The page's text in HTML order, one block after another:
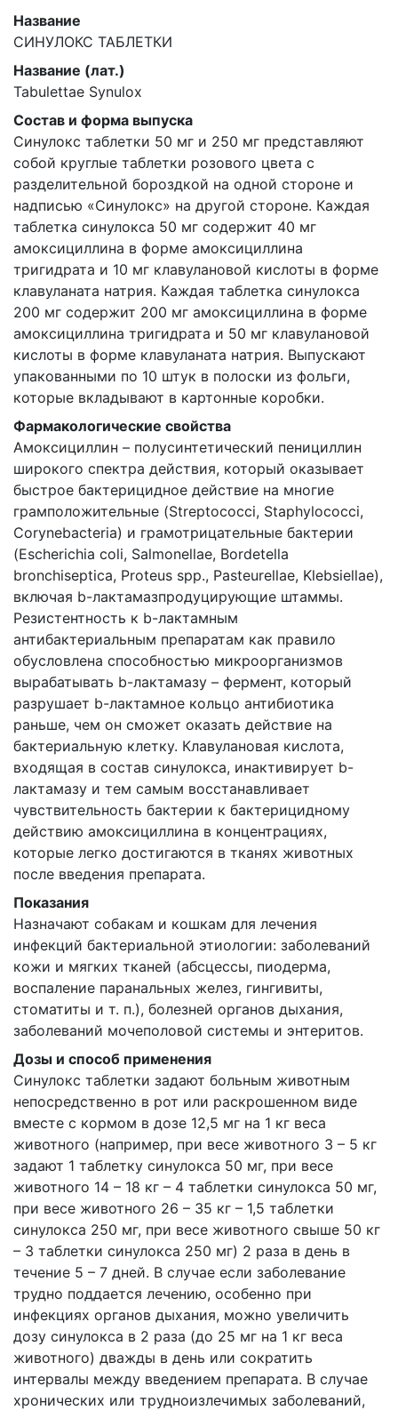
Название
СИНУЛОКС ТАБЛЕТКИ
Название (лат.)
Tabulettae Synulox
Состав и форма выпуска
Синулокс таблетки 50 мг и 250 мг представляют
собой круглые таблетки розового цвета с
разделительной бороздкой на одной стороне и
надписью «Синулокс» на другой стороне. Каждая
таблетка синулокса 50 мг содержит 40 мг
амоксициллина в форме амоксициллина
тригидрата и 10 мг клавулановой кислоты в форме
клавуланата натрия. Каждая таблетка синулокса
200 мг содержит 200 мг амоксициллина в форме
амоксициллина тригидрата и 50 мг клавулановой
кислоты в форме клавуланата натрия. Выпускают
упакованными по 10 штук в полоски из фольги,
которые вкладывают в картонные коробки.
Фармакологические свойства
Амоксициллин – полусинтетический пенициллин
широкого спектра действия, который оказывает
быстрое бактерицидное действие на многие
грамположительные (Streptococci, Staphylococci,
Corynebacteria) и грамотрицательные бактерии
(Esсherichia coli, Salmonellae, Bordetella
bronchiseptica, Proteus spp., Pasteurellae, Klebsiellae),
включая b-лактамазпродуцирующие штаммы.
Резистентность к b-лактамным
антибактериальным препаратам как правило
обусловлена способностью микроорганизмов
вырабатывать b-лактамазу – фермент, который
разрушает b-лактамное кольцо антибиотика
раньше, чем он сможет оказать действие на
бактериальную клетку. Клавулановая кислота,
входящая в состав синулокса, инактивирует b-
лактамазу и тем самым восстанавливает
чувствительность бактерии к бактерицидному
действию амоксициллина в концентрациях,
которые легко достигаются в тканях животных
после введения препарата.
Показания
Назначают собакам и кошкам для лечения
инфекций бактериальной этиологии: заболеваний
кожи и мягких тканей (абсцессы, пиодерма,
воспаление паранальных желез, гингивиты,
стоматиты и т. п.), болезней органов дыхания,
заболеваний мочеполовой системы и энтеритов.
Дозы и способ применения
Синулокс таблетки задают больным животным
непосредственно в рот или раскрошенном виде
вместе с кормом в дозе 12,5 мг на 1 кг веса
животного (например, при весе животного 3 – 5 кг
задают 1 таблетку синулокса 50 мг, при весе
животного 14 – 18 кг – 4 таблетки синулокса 50 мг,
при весе животного 26 – 35 кг – 1,5 таблетки
синулокса 250 мг, при весе животного свыше 50 кг
– 3 таблетки синулокса 250 мг) 2 раза в день в
течение 5 – 7 дней. В случае если заболевание
трудно поддается лечению, особенно при
инфекциях органов дыхания, можно увеличить
дозу синулокса в 2 раза (до 25 мг на 1 кг веса
животного) дважды в день или сократить
интервалы между введением препарата. В случае
хронических или трудноизлечимых заболеваний,